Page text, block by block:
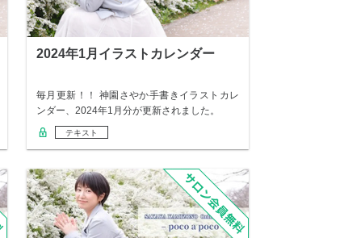
2024年1月イラストカレンダー
毎月更新！！ 神園さやか手書きイラストカレ
ンダー、2024年1月分が更新されました。
テキスト